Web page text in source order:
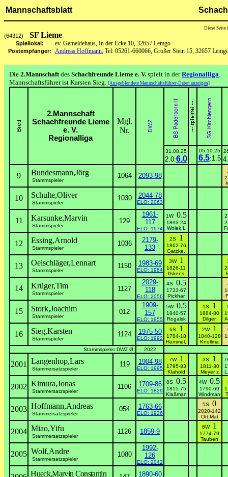
Mannschaftsblatt
Diese Seite
(64312) SF Lieme
Spiellokal: ev. Gemeidehaus, In der Ecke 10, 32657 Lemgo
Postempfänger: Andreas Hoffmann, Tel: 05261-660066, Großer Stein 15, 32657
Die 2.Mannschaftdes Schachfreunde Lieme e. V. spielt in derRegionalliga.
Mannschaftsführer ist Karsten Sieg. [Ausgeblendete Mannschaftsführer-Daten anzeigen]
2.Mannschaft
Schachfreunde Lieme
e. V.
Regionalliga
Mgl.
Nr.
31.08.25
2.0:6.0
05.10.25
6.5:1.5
9 Bundesmann,Jörg
Stammspieler
1064 2093-98
10 Schulte,Oliver
Stammspieler
1030 2044-78
ELO: 2063
11 Karsunke,Marvin
Stammspieler
129
1961-
117
ELO: 1974
1W 0.5
1893-24
Wolek,L
12 Essing,Arnold
Stammspieler
1036
2179-
133
2S 1
1862-76
Gatzke,
13 Oelschläger,Lennart
Stammspieler
1150 1983-69
ELO: 1984
3W 1
1826-11
Ilskens
14 Krüger,Tim
Stammspieler
1127
2029-
118
ELO: 2056
4S 0.5
1733-67
Pickhar
15 Stork,Joachim
Stammspieler
012
1909-
157
ELO: 1955
5W 0.5
1840-57
Rogalsk
1S 1
1884-80
Dilger,
16 Sieg,Karsten
Stammspieler
1124 1975-50
ELO: 1992
6S 1
1784-18
Hummel,
2W 1
1840-128
Knollma
Stammspieler DWZ Ø: 2022
2001 Langenhop,Lars
Stammersatzspieler
119 1904-98
ELO: 1995
7W 1
1795-83
Klahold
3S 1
1811-30
Meyer z
2002 Kimura,Jonas
Stammersatzspieler
1106 1709-86
ELO: 1829
8S 0.5
1815-75
Klaßman
4W 0.5
1790-69
Windman
2003 Hoffmann,Andreas
Stammersatzspieler
054 1763-66
ELO: 1926
5S 0
2020-142
Ott,Mat
2004 Miao,Yifu
Stammersatzspieler
1126 1859-9
6W 1
1774-79
Taubert
2005 Wolf,Andre
Stammersatzspieler
1080
1992-
126
ELO: 2042
Hueck,Marvin Constantin 1890-60